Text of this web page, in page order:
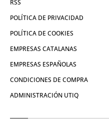
RSS
POLÍTICA DE PRIVACIDAD
POLÍTICA DE COOKIES
EMPRESAS CATALANAS
EMPRESAS ESPAÑOLAS
CONDICIONES DE COMPRA
ADMINISTRACIÓN UTIQ